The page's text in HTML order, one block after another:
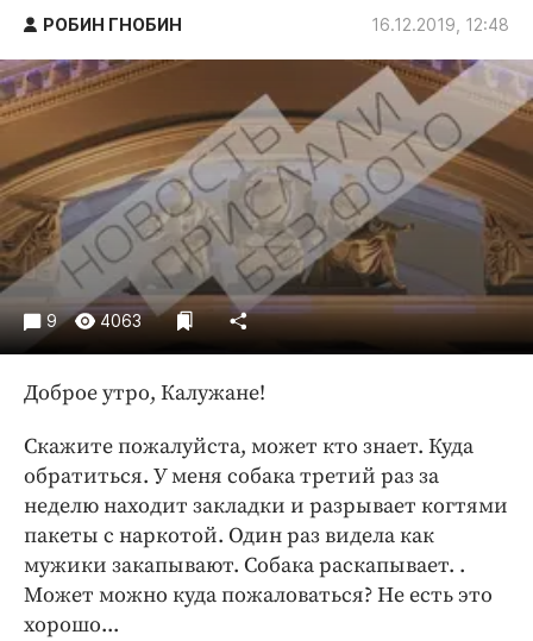
Народные новости
Авто и транспорт
Благоустройство
Криминал
Культура
Недвижимость и ЖКХ
Образование
Общество
Погода
Праздники
Происшествия
Экономика и бизнес
ПРОЕКТЫ
Блоги
Медиаперсона
РОБИН ГНОБИН 16.12.2019, 12:48
9 4063
Доброе утро, Калужане!
Скажите пожалуйста, может кто знает. Куда
обратиться. У меня собака третий раз за
неделю находит закладки и разрывает когтями
пакеты с наркотой. Один раз видела как
мужики закапывают. Собака раскапывает. .
Может можно куда пожаловаться? Не есть это
хорошо...